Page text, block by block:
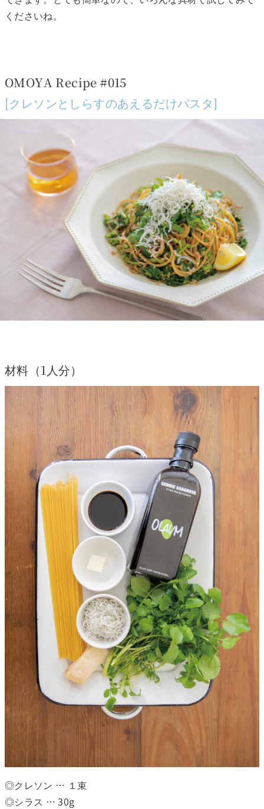
くださいね。
OMOYA Recipe #015
[クレソンとしらすのあえるだけパスタ]
材料（1人分）
◎クレソン … １束
◎シラス … 30g